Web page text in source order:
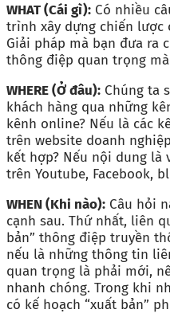
WHAT (Cái gì): Có nhiều
trình xây dựng chiến lược
Giải pháp mà bạn đưa ra
thông điệp quan trọng
WHERE (Ở đâu): Chúng ta
khách hàng qua những
kênh online? Nếu là các
trên website doanh
kết hợp? Nếu nội dung là
trên Youtube, Facebook,
WHEN (Khi nào): Câu hỏi
cạnh sau. Thứ nhất, liên
bản” thông điệp truyền
nếu là những thông tin
quan trọng là phải mới,
nhanh chóng. Trong khi
có kế hoạch “xuất bản”